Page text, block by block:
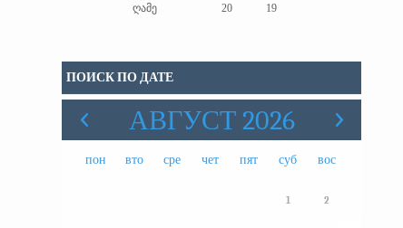
ღამე
20 19
ПОИСК ПО ДАТЕ
АВГУСТ 2026
пон вто сре чет пят суб вос
1 2